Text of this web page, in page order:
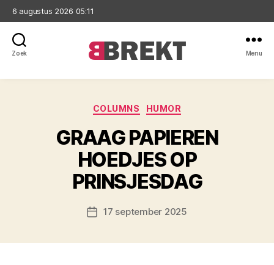
6 augustus 2026 05:11
Zoek Menu
Categorieën
COLUMNS HUMOR
GRAAG PAPIEREN
HOEDJES OP
PRINSJESDAG
Berichtdatum
17 september 2025